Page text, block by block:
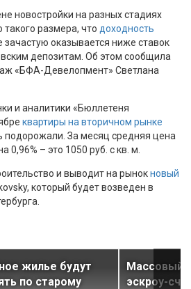
новостройки на разных стадиях
такого размера, что доходность
зачастую оказывается ниже ставок
депозитам. Об этом сообщила
«БФА-Девелопмент» Светлана
и аналитики «Бюллетеня
квартиры на вторичном рынке
подорожали. За месяц средняя цена
– это 1050 руб. с кв. м.
и выводит на рынокновый
который будет возведен в
жилье будут
по старому
Массовый
эскроу-